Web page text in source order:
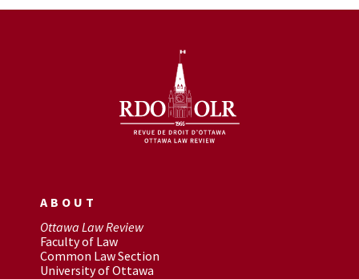
ABOUT
Ottawa Law Review
Faculty of Law
Common Law Section
University of Ottawa